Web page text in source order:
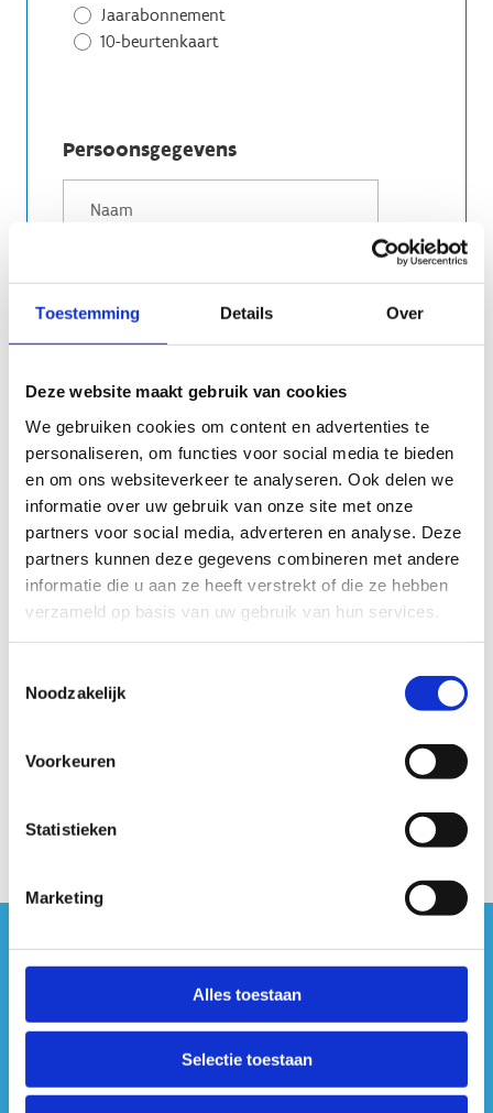
Toestemming Details Over
Deze website maakt gebruik van cookies
We gebruiken cookies om content en advertenties te
personaliseren, om functies voor social media te bieden
en om ons websiteverkeer te analyseren. Ook delen we
informatie over uw gebruik van onze site met onze
partners voor social media, adverteren en analyse. Deze
partners kunnen deze gegevens combineren met andere
informatie die u aan ze heeft verstrekt of die ze hebben
verzameld op basis van uw gebruik van hun services.
Noodzakelijk
Voorkeuren
Statistieken
Marketing
Alles toestaan
Selectie toestaan
Jaarabonnement
10-beurtenkaart
Persoonsgegevens
Ja, ik geef toestemming om mijn gegevens
te bewaren en te verwerken.
Anti-Robot Verification
Click to start verification
Friendly Captcha ⇗
#sportersbelevenmeer